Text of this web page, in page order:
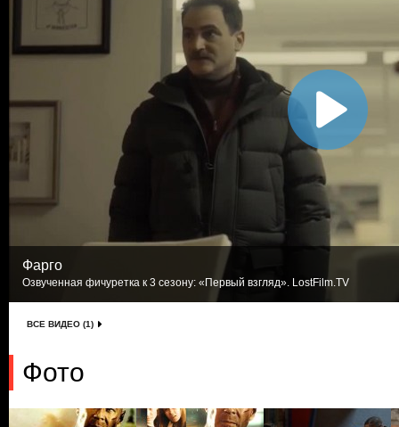
Фарго
Озвученная фичуретка к 3 сезону: «Первый взгляд». LostFilm.TV
ВСЕ ВИДЕО (1)
Фото